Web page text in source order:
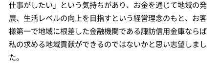
仕事がしたい」という気持ちがあり、お金を通じて地域の発
展、生活レベルの向上を目指すという経営理念のもと、お客
様第一で地域に根差した金融機関である諏訪信用金庫ならば
私の求める地域貢献ができるのではないかと思い志望しまし
た。